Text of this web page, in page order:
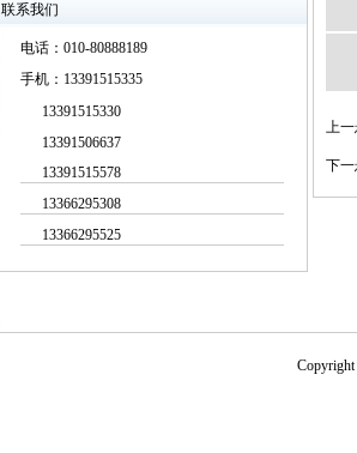
联系我们
电话：010-80888189
手机：13391515335
13391515330
13391506637
13391515578
13366295308
13366295525
上
下